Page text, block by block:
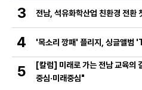
3 전남, 석유화학산업 친환경 전환
4 '목소리 깡패' 플리지, 싱글앨
5
[칼럼] 미래로 가는 전남 교육의
중심·미래중심"